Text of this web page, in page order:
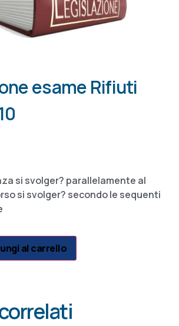
esame Rifiuti
si svolger? parallelamente al
si svolger? secondo le sequenti
al carrello